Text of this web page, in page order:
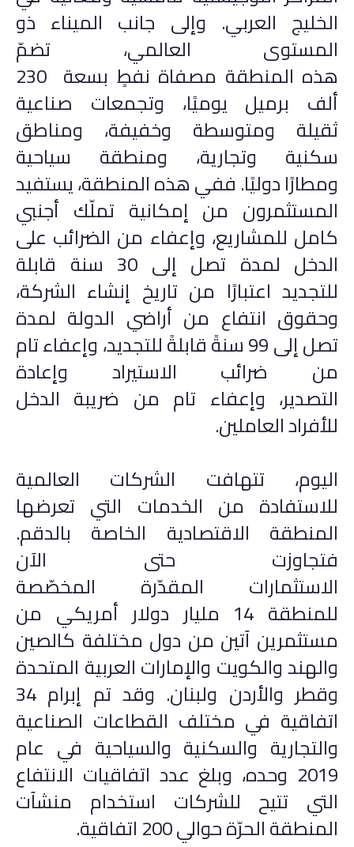
الخليج العربي. وإلى جانب الميناء ذو
المستوى العالمي، تضمّ
هذه المنطقة مصفاة نفطٍ بسعة 230
ألف برميل يوميًا، وتجمعات صناعية
ثقيلة ومتوسطة وخفيفة، ومناطق
سكنية وتجارية، ومنطقة سياحية
ومطارًا دوليًا. ففي هذه المنطقة، يستفيد
المستثمرون من إمكانية تملّك أجنبي
كامل للمشاريع، وإعفاء من الضرائب على
الدخل لمدة تصل إلى 30 سنة قابلة
للتجديد اعتبارًا من تاريخ إنشاء الشركة،
وحقوق انتفاع من أراضي الدولة لمدة
تصل إلى 99 سنةً قابلةً للتجديد، وإعفاء تام
من ضرائب الاستيراد وإعادة
التصدير، وإعفاء تام من ضريبة الدخل
للأفراد العاملين.
اليوم، تتهافت الشركات العالمية
للاستفادة من الخدمات التي تعرضها
المنطقة الاقتصادية الخاصة بالدقم.
فتجاوزت حتى الآن
الاستثمارات المقدّرة المخصّصة
للمنطقة 14 مليار دولار أمريكي من
مستثمرين آتين من دول مختلفة كالصين
والهند والكويت والإمارات العربية المتحدة
وقطر والأردن ولبنان. وقد تم إبرام 34
اتفاقية في مختلف القطاعات الصناعية
والتجارية والسكنية والسياحية في عام
2019 وحده، وبلغ عدد اتفاقيات الانتفاع
التي تتيح للشركات استخدام منشآت
المنطقة الحرّة حوالي 200 اتفاقية.